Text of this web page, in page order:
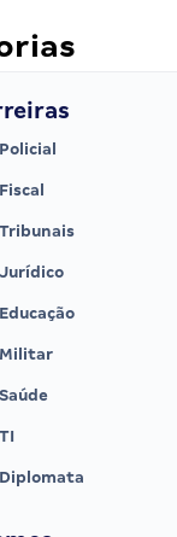
Policial
Fiscal
Tribunais
Jurídico
Educação
Militar
Saúde
TI
Diplomata